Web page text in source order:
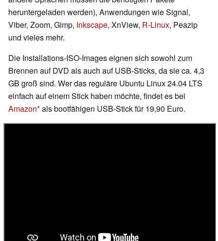
heruntergeladen werden), Anwendungen wie Signal,
Viber, Zoom, Gimp, Inkscape, XnView, R-Linux, Peazip
und vieles mehr.
Die Installations-ISO-Images eignen sich sowohl zum
Brennen auf DVD als auch auf USB-Sticks, da sie ca. 4,3
GB groß sind. Wer das reguläre Ubuntu Linux 24.04 LTS
einfach auf einem Stick haben möchte, findet es bei
Amazon als bootfähigen USB-Stick für 19,90 Euro.